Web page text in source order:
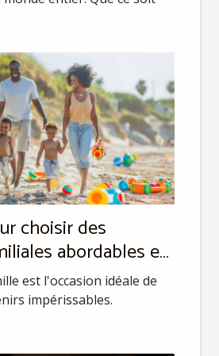
choisir des
abordables en
est l'occasion idéale de
impérissables.